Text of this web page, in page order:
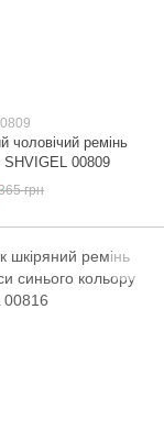
чоловічий ремінь
SHVIGEL 00809
грн